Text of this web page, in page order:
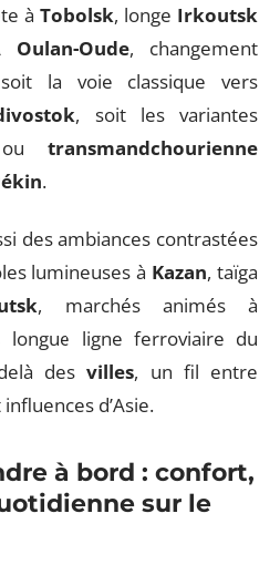
à Tobolsk, longe Irkoutsk
Oulan-Oude, changement
la voie classique vers
, soit les variantes
transmandchourienne
.
des ambiances contrastées
lumineuses à Kazan, taïga
, marchés animés à
longue ligne ferroviaire du
desvilles, un fil entre
d’Asie.
à bord : confort,
sur le